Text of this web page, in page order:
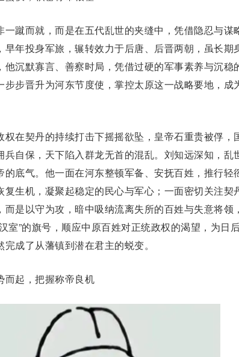
蹴而就，而是在五代乱世的夹缝中，凭借隐忍与谋
早年投身军旅，辗转效力于后唐、后晋两朝，虽长期
他沉默寡言、善察时局，凭借过硬的军事素养与沉稳
步步晋升为河东节度使 ，掌控太原这一战略要地，成
在契丹的持续打击下摇摇欲坠， 皇帝石重贵被俘，
自保，天下陷入群龙无首的混乱。刘知远深知，乱
的底气。他一面在河东整顿军备、安抚百姓，推行轻
复生机，凝聚起稳定的民心与军心；一面密切关注契
而是以守为攻，暗中吸纳流离失所的百姓与失意将领
室”的旗号，顺应中原百姓对正统政权的渴望，为日
成了从藩镇到潜在君主的蜕变。
起，把握称帝良机